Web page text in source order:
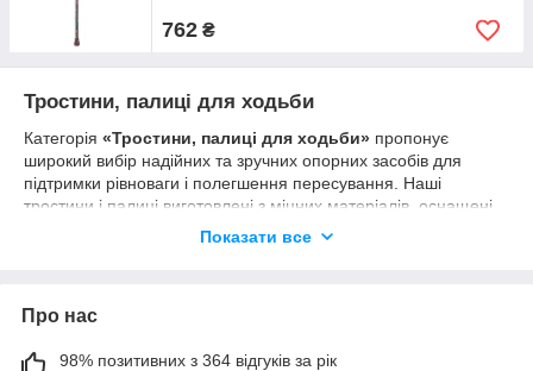
762 ₴
Тростини, палиці для ходьби
Категорія «Тростини, палиці для ходьби» пропонує
широкий вибір надійних та зручних опорних засобів для
підтримки рівноваги і полегшення пересування. Наші
тростини і палиці виготовлені з міцних матеріалів, оснащені
ергономічними ручками і протиковзкими насадками, що
Тростини з регульованою висотою
Показати все
Про нас
98% позитивних з 364 відгуків за рік